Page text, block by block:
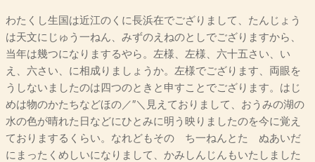
わたくし生国は近江のくに長浜在でござりまして、たんじょう
は天文にじゅう一ねん、みずのえねのとしでござりますから、
当年は幾つになりまするやら。左様、左様、六十五さい、い
え、六さい、に相成りましょうか。左様でござります、両眼を
うしないましたのは四つのときと申すことでござります。はじ
めは物のかたちなどほの／″＼見えておりまして、おうみの湖の
水の色が晴れた日などにひとみに明う映りましたのを今に覚え
ておりまするくらい。なれどもそのゝち一ねんとたゝぬあいだ
にまったくめしいになりまして、かみしんじんもいたしました